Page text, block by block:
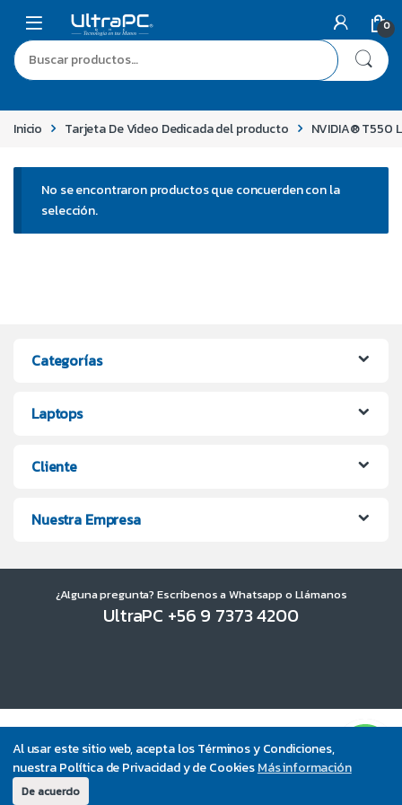
Al usar este sitio web, acepta los Términos y Condiciones,
nuestra Política de Privacidad y de CookiesMás información
De acuerdo
0
Inicio Tarjeta De Video Dedicada del producto NVIDIA® T550
No se encontraron productos que concuerden con la
selección.
Categorías
Laptops
Cliente
Nuestra Empresa
¿Alguna pregunta? Escríbenos a Whatsapp o Llámanos
UltraPC +56 9 7373 4200